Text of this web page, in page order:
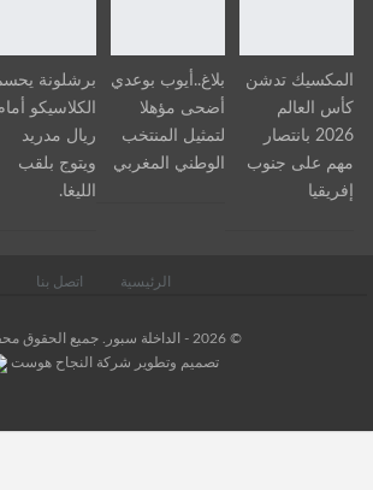
المكسيك تدشن
كأس العالم
2026 بانتصار
مهم على جنوب
إفريقيا
بلاغ..أيوب بوعدي
أضحى مؤهلا
لتمثيل المنتخب
الوطني المغربي
برشلونة يحسم
الكلاسيكو أمام
ريال مدريد
ويتوج بلقب
الليغا.
الرئيسية اتصل بنا
© 2026 - الداخلة سبور. جميع الحقوق محفوظة.
تصميم وتطويرشركةالنجاح هوست